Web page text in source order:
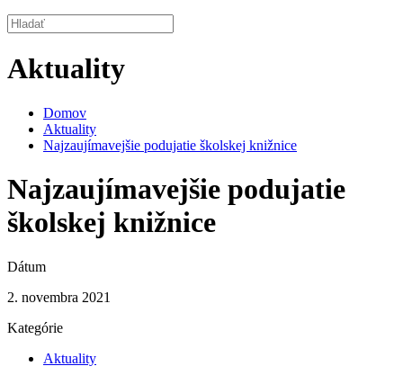
Aktuality
Domov
Aktuality
Najzaujímavejšie podujatie školskej knižnice
Najzaujímavejšie podujatie
školskej knižnice
Dátum
2. novembra 2021
Kategórie
Aktuality